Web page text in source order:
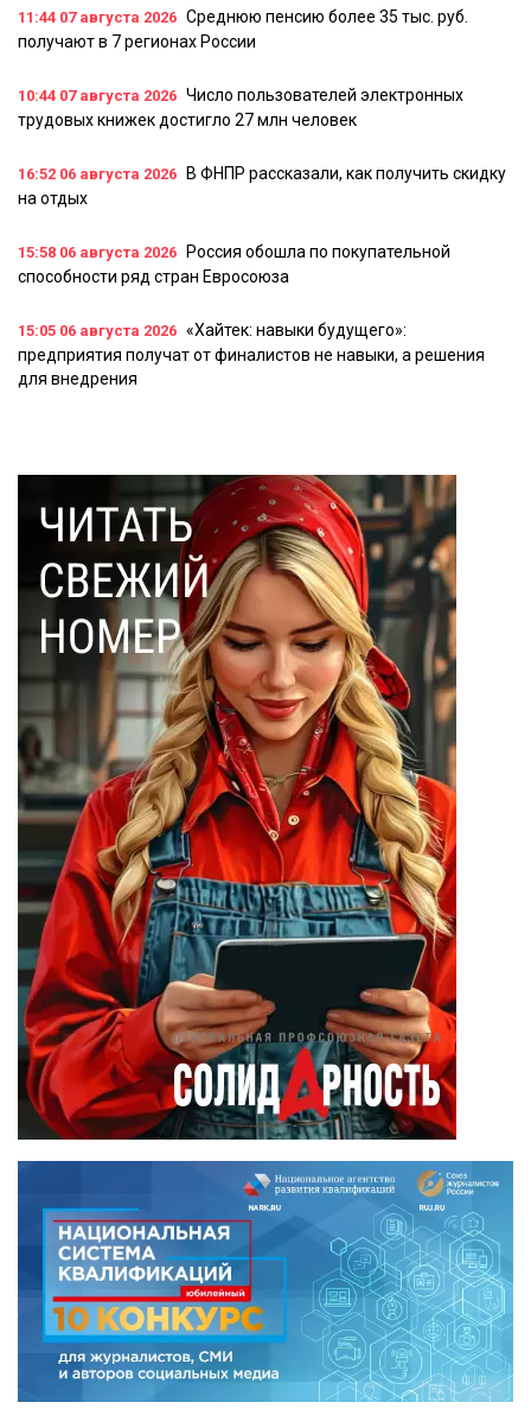
11:44 07 августа 2026 Среднюю пенсию более 35 тыс. руб.
получают в 7 регионах России
10:44 07 августа 2026 Число пользователей электронных
трудовых книжек достигло 27 млн человек
16:52 06 августа 2026
В ФНПР рассказали, как получить скидку
на отдых
15:58 06 августа 2026
Россия обошла по покупательной
способности ряд стран Евросоюза
15:05 06 августа 2026 «Хайтек: навыки будущего»:
предприятия получат от финалистов не навыки, а решения
для внедрения